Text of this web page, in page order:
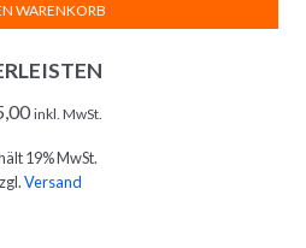
inkl. MwSt.
19% MwSt.
Versand
WARENKORB